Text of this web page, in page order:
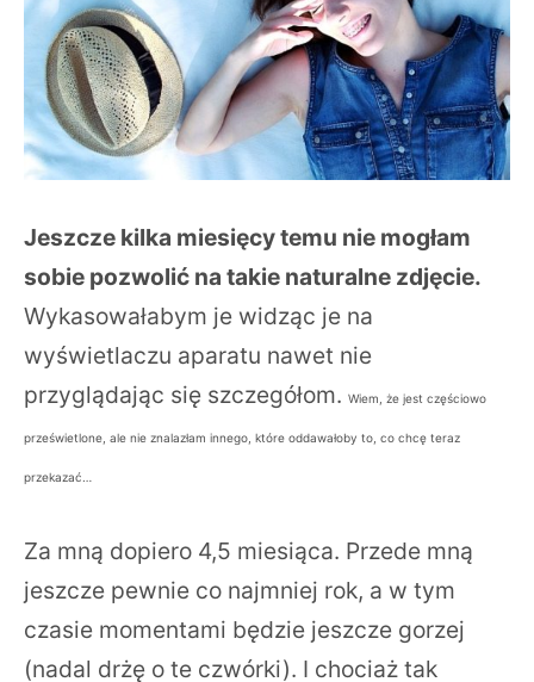
Jeszcze kilka miesięcy temu nie mogłam
sobie pozwolić na takie naturalne zdjęcie.
Wykasowałabym je widząc je na
wyświetlaczu aparatu nawet nie
przyglądając się szczegółom. Wiem, że jest częściowo
prześwietlone, ale nie znalazłam innego, które oddawałoby to, co chcę teraz
przekazać…
Za mną dopiero 4,5 miesiąca. Przede mną
jeszcze pewnie co najmniej rok, a w tym
czasie momentami będzie jeszcze gorzej
(nadal drżę o te czwórki). I chociaż tak